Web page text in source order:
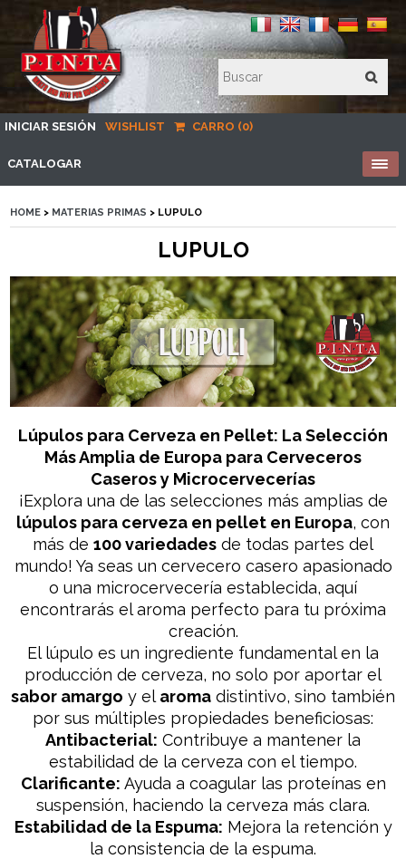
INICIAR SESIÓN WISHLIST CARRO (0)
CATALOGAR
HOME > MATERIAS PRIMAS > LUPULO
LUPULO
Lúpulos para Cerveza en Pellet: La Selección
Más Amplia de Europa para Cerveceros
Caseros y Microcervecerías
¡Explora una de las selecciones más amplias de
lúpulos para cerveza en pellet en Europa, con
más de 100 variedades de todas partes del
mundo! Ya seas un cervecero casero apasionado
o una microcervecería establecida, aquí
encontrarás el aroma perfecto para tu próxima
creación.
El lúpulo es un ingrediente fundamental en la
producción de cerveza, no solo por aportar el
sabor amargo y el aroma distintivo, sino también
por sus múltiples propiedades beneficiosas:
Antibacterial: Contribuye a mantener la
estabilidad de la cerveza con el tiempo.
Clarificante: Ayuda a coagular las proteínas en
suspensión, haciendo la cerveza más clara.
Estabilidad de la Espuma: Mejora la retención y
la consistencia de la espuma.